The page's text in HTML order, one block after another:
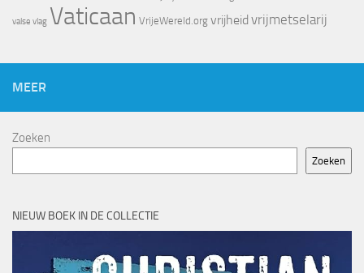
valse vlag Vaticaan VrijeWereld.org vrijheid vrijmetselarij
MEER
Zoeken
Zoeken
NIEUW BOEK IN DE COLLECTIE